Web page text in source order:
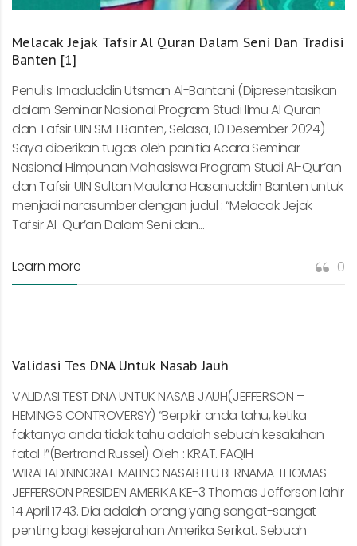
Melacak Jejak Tafsir Al Quran Dalam Seni Dan Tradisi
Banten [1]
Penulis: Imaduddin Utsman Al-Bantani (Dipresentasikan
dalam Seminar Nasional Program Studi Ilmu Al Quran
dan Tafsir UIN SMH Banten, Selasa, 10 Desember 2024)
Saya diberikan tugas oleh panitia Acara Seminar
Nasional Himpunan Mahasiswa Program Studi Al-Qur’an
dan Tafsir UIN Sultan Maulana Hasanuddin Banten untuk
menjadi narasumber dengan judul : “Melacak Jejak
Tafsir Al-Qur’an Dalam Seni dan...
Learn more 0
Validasi Tes DNA Untuk Nasab Jauh
VALIDASI TEST DNA UNTUK NASAB JAUH(JEFFERSON –
HEMINGS CONTROVERSY) “Berpikir anda tahu, ketika
faktanya anda tidak tahu adalah sebuah kesalahan
fatal !”(Bertrand Russel) Oleh : KRAT. FAQIH
WIRAHADININGRAT MALING NASAB ITU BERNAMA THOMAS
JEFFERSON PRESIDEN AMERIKA KE-3 Thomas Jefferson lahir
14 April 1743. Dia adalah orang yang sangat-sangat
penting bagi kesejarahan Amerika Serikat. Sebuah